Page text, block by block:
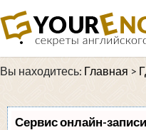
Вы находитесь: Главная >
Сервис онлайн-